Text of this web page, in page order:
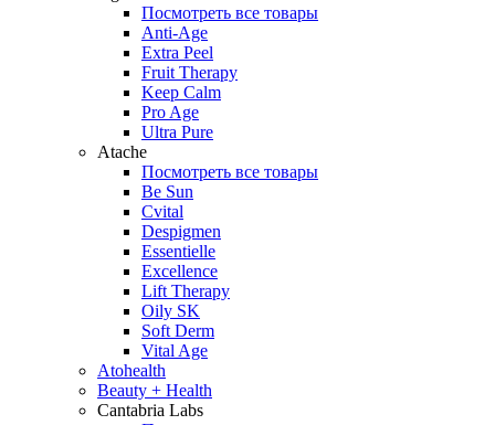
Посмотреть все товары
Anti‑Age
Extra Peel
Fruit Therapy
Keep Calm
Pro Age
Ultra Pure
Atache
Посмотреть все товары
Be Sun
Cvital
Despigmen
Essentielle
Excellence
Lift Therapy
Oily SK
Soft Derm
Vital Age
Atohealth
Beauty + Health
Cantabria Labs